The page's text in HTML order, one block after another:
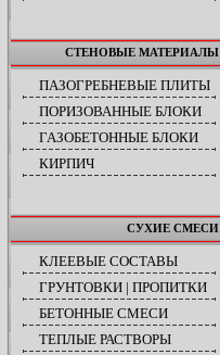
СТЕНОВЫЕ МАТЕРИАЛЫ
ПАЗОГРЕБНЕВЫЕ ПЛИТЫ
ПОРИЗОВАННЫЕ БЛОКИ
ГАЗОБЕТОННЫЕ БЛОКИ
КИРПИЧ
СУХИЕ СМЕСИ
КЛЕЕВЫЕ СОСТАВЫ
ГРУНТОВКИ | ПРОПИТКИ
БЕТОННЫЕ СМЕСИ
ТЕПЛЫЕ РАСТВОРЫ